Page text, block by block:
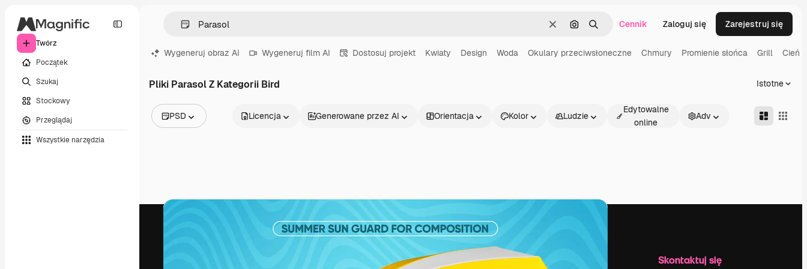
Twórz
Początek
Szukaj
Stockowy
Przeglądaj
Wszystkie narzędzia
WyczyśćSzukaj według obrazu
SzukajCennik Zaloguj się Zarejestruj się
Wygeneruj obraz AI Wygeneruj film AI Dostosuj projekt Kwiaty Design Woda Okulary przeciwsłoneczne Chmury Promienie słońca Grill Cień
Pliki Parasol Z Kategorii Bird Istotne
PSD
Filmy
Licencja Generowane przez AI Orientacja Kolor Ludzie
Edytowalne
online
Adv
Produkty Zacznij Skontaktuj się